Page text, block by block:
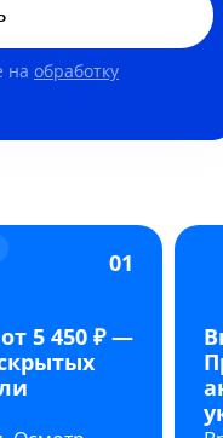
на обработку
01
5 450 ₽ —